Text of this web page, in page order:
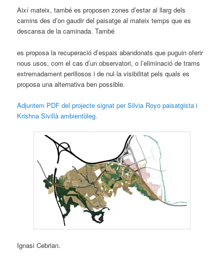
Així mateix, també es proposen zones d’estar al llarg dels
camins des d’on gaudir del paisatge al mateix temps que es
descansa de la caminada. També
es proposa la recuperació d’espais abandonats que puguin oferir
nous usos, com el cas d’un observatori, o l’eliminació de trams
extremadament perillosos i de nul·la visibilitat pels quals es
proposa una alternativa ben possible.
Adjuntem PDF del projecte signat per Silvia Royo paisatgista i
Krishna Sivillà ambientòleg.
Ignasi Cebrian.